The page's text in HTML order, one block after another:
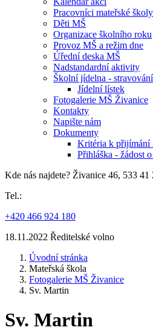
Pracovníci mateřské školy
Děti MŠ
Organizace školního roku
Provoz MŠ a režim dne
Úřední deska MŠ
Nadstandardní aktivity
Školní jídelna -
Jídelní lístek
Fotogalerie MŠ Živanice
Kontakty
Napište nám
Dokumenty
Kritéria k přijímání
Přihláška - žádost
Kde nás najdete? Živanice 46, 533 41
Tel.:
+420 466 924 180
18.11.2022 Ředitelské volno
Úvodní stránka
Mateřská škola
Fotogalerie MŠ Živanice
Sv. Martin
Sv. Martin